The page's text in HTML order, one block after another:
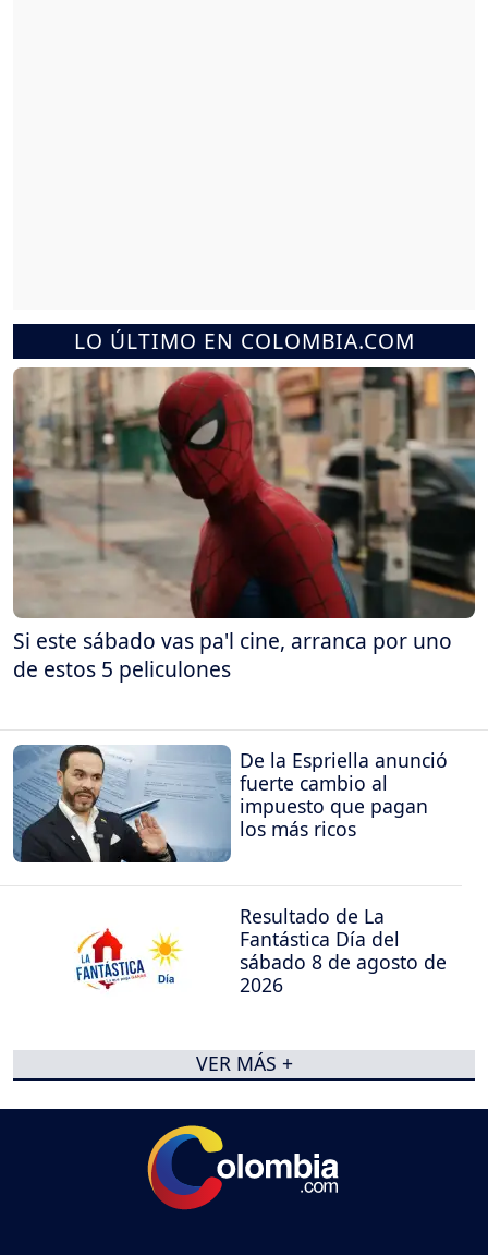
LO ÚLTIMO EN COLOMBIA.COM
Si este sábado vas pa'l cine, arranca por uno
de estos 5 peliculones
De la Espriella anunció
fuerte cambio al
impuesto que pagan
los más ricos
Resultado de La
Fantástica Día del
sábado 8 de agosto de
2026
VER MÁS +